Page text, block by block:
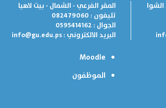
المقر الفرعي - الشمال - بيت لاهيا
تليفون : 082479060
الجوال : 0595414162
البريد الالكتروني :info@gu.edu.ps
Moodle
الموظفون